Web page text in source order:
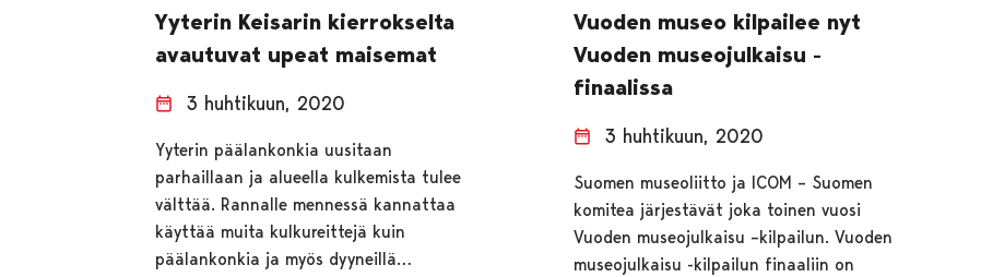
Yyterin Keisarin kierrokselta
avautuvat upeat maisemat
3 huhtikuun, 2020
Yyterin päälankonkia uusitaan
parhaillaan ja alueella kulkemista tulee
välttää. Rannalle mennessä kannattaa
käyttää muita kulkureittejä kuin
päälankonkia ja myös dyyneillä…
Vuoden museo kilpailee nyt
Vuoden museojulkaisu -
finaalissa
3 huhtikuun, 2020
Suomen museoliitto ja ICOM – Suomen
komitea järjestävät joka toinen vuosi
Vuoden museojulkaisu –kilpailun. Vuoden
museojulkaisu -kilpailun finaaliin on